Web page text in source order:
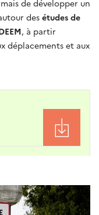
de développer un
desétudes de
, à partir
déplacements et aux